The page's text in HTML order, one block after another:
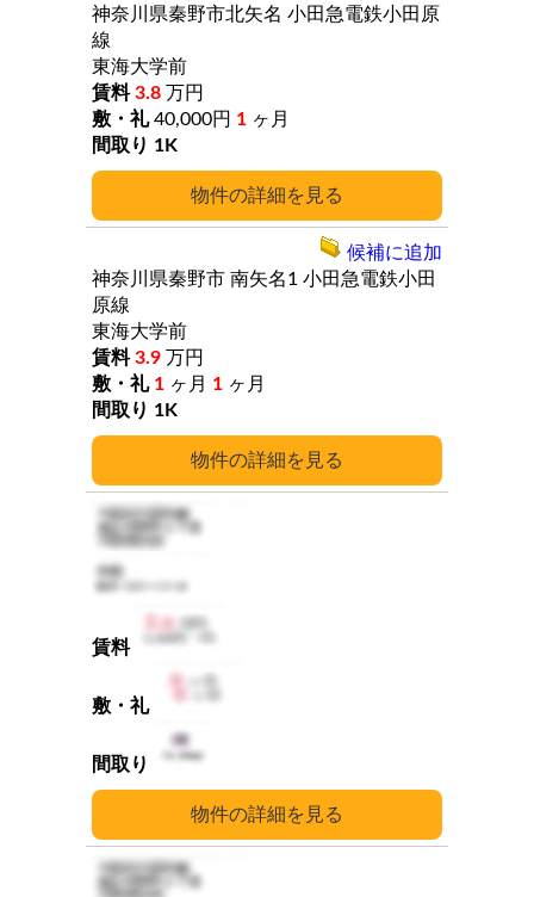
詳細
神奈川県秦野市北矢名 小田急電鉄小田原
線
東海大学前
3.8 万円
40,000円 1 ヶ月
1K
詳細
神奈川県秦野市 南矢名1 小田急電鉄小田
原線
東海大学前
3.9 万円
1 ヶ月 1 ヶ月
1K
候補に追加
詳細